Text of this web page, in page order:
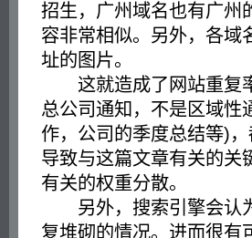
招生，广州域名也有广州
容非常相似。另外，各域
址的图片。
这就造成了网站重复
总公司通知，不是区域性
作，公司的季度总结等)
导致与这篇文章有关的关
有关的权重分散。
另外，搜索引擎会认为
复堆砌的情况。进而很有